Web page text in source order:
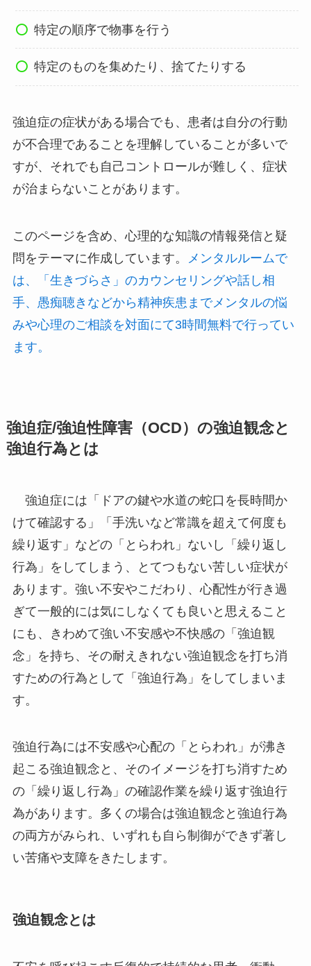
特定の順序で物事を行う
特定のものを集めたり、捨てたりする
強迫症の症状がある場合でも、患者は自分の行動
が不合理であることを理解していることが多いで
すが、それでも自己コントロールが難しく、症状
が治まらないことがあります。
このページを含め、心理的な知識の情報発信と疑
問をテーマに作成しています。
メンタルルームで
は、「生きづらさ」のカウンセリングや話し相
手、愚痴聴きなどから精神疾患までメンタルの悩
みや心理のご相談を対面にて3時間無料で行ってい
ます。
強迫症/強迫性障害（OCD）の強迫観念と
強迫行為とは
強迫症には「ドアの鍵や水道の蛇口を長時間か
けて確認する」「手洗いなど常識を超えて何度も
繰り返す」などの「とらわれ」ないし「繰り返し
行為」をしてしまう、とてつもない苦しい症状が
あります。強い不安やこだわり、心配性が行き過
ぎて一般的には気にしなくても良いと思えること
にも、きわめて強い不安感や不快感の「強迫観
念」を持ち、その耐えきれない強迫観念を打ち消
すための行為として「強迫行為」をしてしまいま
す。
強迫行為には不安感や心配の「とらわれ」が沸き
起こる強迫観念と、そのイメージを打ち消すため
の「繰り返し行為」の確認作業を繰り返す強迫行
為があります。多くの場合は強迫観念と強迫行為
の両方がみられ、いずれも自ら制御ができず著し
い苦痛や支障をきたします。
強迫観念とは